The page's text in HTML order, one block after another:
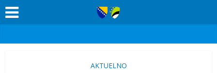
AKTUELNO